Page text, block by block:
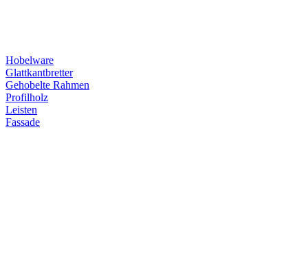
Hobelware
Glattkantbretter
Gehobelte Rahmen
Profilholz
Leisten
Fassade